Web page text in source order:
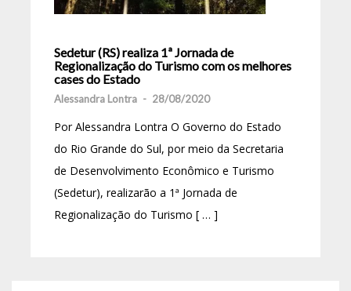
Sedetur (RS) realiza 1ª Jornada de
Regionalização do Turismo com os melhores
cases do Estado
Alessandra Lontra - 28/08/2020
Por Alessandra Lontra O Governo do Estado
do Rio Grande do Sul, por meio da Secretaria
de Desenvolvimento Econômico e Turismo
(Sedetur), realizarão a 1ª Jornada de
Regionalização do Turismo [ … ]